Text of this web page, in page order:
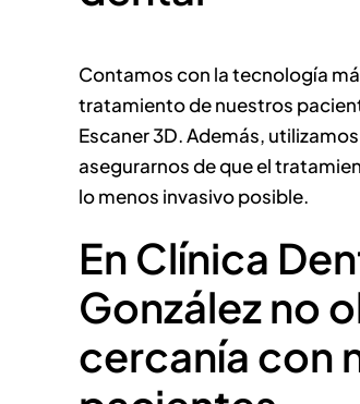
Contamos con la tecnología
tratamiento de nuestros
Escaner 3D. Además,
asegurarnos de que el
lo menos invasivo posible.
En Clínica
González no
cercanía con